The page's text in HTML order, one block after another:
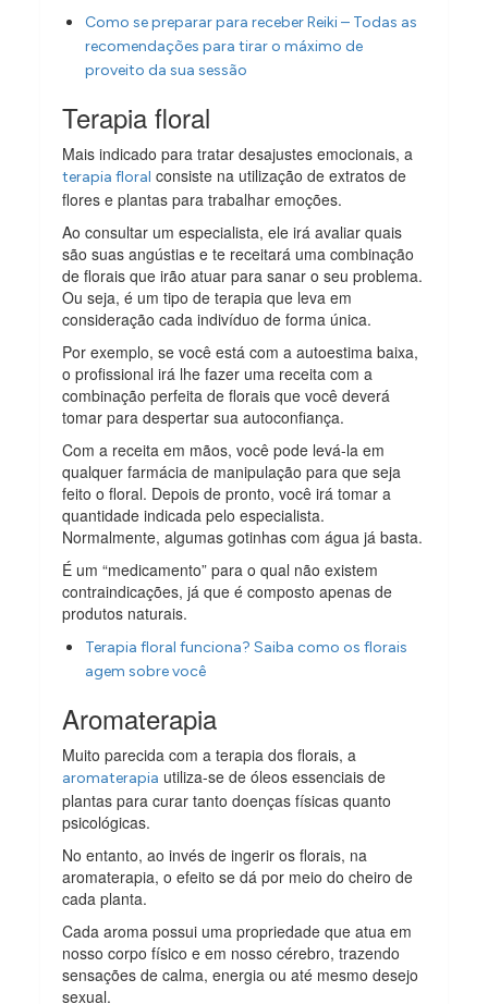
Como se preparar para receber Reiki – Todas as
recomendações para tirar o máximo de
proveito da sua sessão
Terapia floral
Mais indicado para tratar desajustes emocionais, a
terapia floral consiste na utilização de extratos de
flores e plantas para trabalhar emoções.
Ao consultar um especialista, ele irá avaliar quais
são suas angústias e te receitará uma combinação
de florais que irão atuar para sanar o seu problema.
Ou seja, é um tipo de terapia que leva em
consideração cada indivíduo de forma única.
Por exemplo, se você está com a autoestima baixa,
o profissional irá lhe fazer uma receita com a
combinação perfeita de florais que você deverá
tomar para despertar sua autoconfiança.
Com a receita em mãos, você pode levá-la em
qualquer farmácia de manipulação para que seja
feito o floral. Depois de pronto, você irá tomar a
quantidade indicada pelo especialista.
Normalmente, algumas gotinhas com água já basta.
É um “medicamento” para o qual não existem
contraindicações, já que é composto apenas de
produtos naturais.
Terapia floral funciona? Saiba como os florais
agem sobre você
Aromaterapia
Muito parecida com a terapia dos florais, a
aromaterapia utiliza-se de óleos essenciais de
plantas para curar tanto doenças físicas quanto
psicológicas.
No entanto, ao invés de ingerir os florais, na
aromaterapia, o efeito se dá por meio do cheiro de
cada planta.
Cada aroma possui uma propriedade que atua em
nosso corpo físico e em nosso cérebro, trazendo
sensações de calma, energia ou até mesmo desejo
sexual.